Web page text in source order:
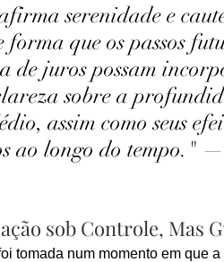
serenidade e
que os passos
de juros possam
sobre a
assim como seus
ao longo do tempo."
sob Controle, Mas
tomada num momento em que